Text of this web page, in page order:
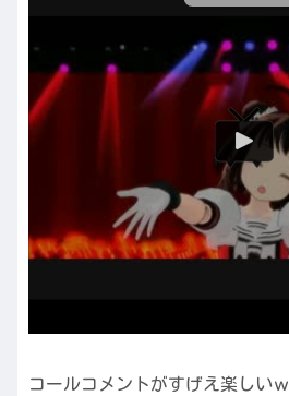
コールコメントがすげえ楽しいｗ